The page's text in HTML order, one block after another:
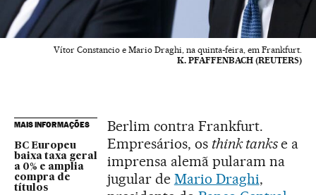
Vítor Constancio e Mario Draghi, na quinta-feira, em Frankfurt.
K. PFAFFENBACH (REUTERS)
MAIS INFORMAÇÕES
BC Europeu
baixa taxa geral
a 0% e amplia
compra de
títulos
Berlim contra Frankfurt.
Empresários, os think tankse a
imprensa alemã pularam na
jugular de Mario Draghi,